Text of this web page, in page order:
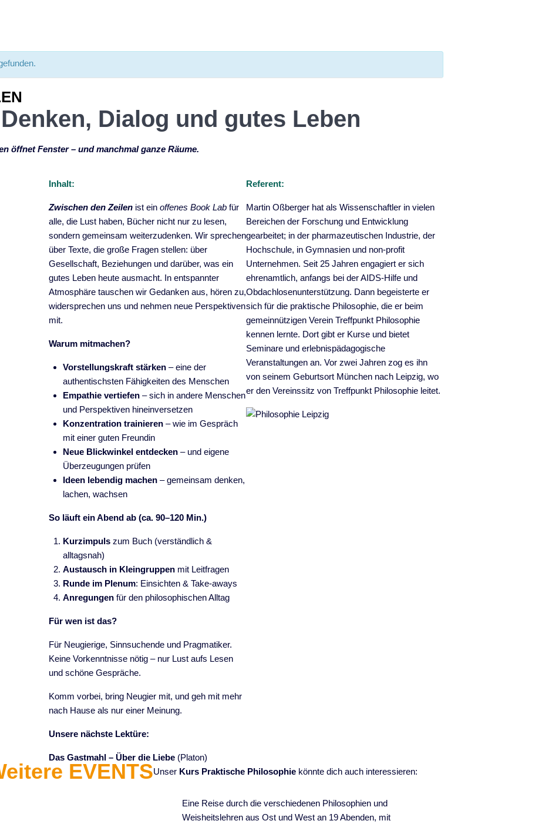
Dialog und gutes Leben
öffnet Fenster – und manchmal ganze Räume.
Inhalt:
Zwischen den Zeilen ist ein offenes Book Lab für
alle, die Lust haben, Bücher nicht nur zu lesen,
sondern gemeinsam weiterzudenken. Wir sprechen
über Texte, die große Fragen stellen: über
Gesellschaft, Beziehungen und darüber, was ein
gutes Leben heute ausmacht. In entspannter
Atmosphäre tauschen wir Gedanken aus, hören zu,
widersprechen uns und nehmen neue Perspektiven
mit.
Warum mitmachen?
Vorstellungskraft stärken – eine der
authentischsten Fähigkeiten des Menschen
Empathie vertiefen – sich in andere Menschen
und Perspektiven hineinversetzen
Konzentration trainieren – wie im Gespräch
mit einer guten Freundin
Neue Blickwinkel entdecken – und eigene
Überzeugungen prüfen
Ideen lebendig machen – gemeinsam denken,
lachen, wachsen
So läuft ein Abend ab (ca. 90–120 Min.)
Kurzimpuls zum Buch (verständlich &
alltagsnah)
Austausch in Kleingruppen mit Leitfragen
Runde im Plenum: Einsichten & Take-aways
Anregungen für den philosophischen Alltag
Für wen ist das?
Für Neugierige, Sinnsuchende und Pragmatiker.
Keine Vorkenntnisse nötig – nur Lust aufs Lesen
und schöne Gespräche.
Komm vorbei, bring Neugier mit, und geh mit mehr
nach Hause als nur einer Meinung.
Unsere nächste Lektüre:
Das Gastmahl – Über die Liebe (Platon)
Referent:
Martin Oßberger hat als Wissenschaftler in vielen
Bereichen der Forschung und Entwicklung
gearbeitet; in der pharmazeutischen Industrie, der
Hochschule, in Gymnasien und non-profit
Unternehmen. Seit 25 Jahren engagiert er sich
ehrenamtlich, anfangs bei der AIDS-Hilfe und
Obdachlosenunterstützung. Dann begeisterte er
sich für die praktische Philosophie, die er beim
gemeinnützigen Verein Treffpunkt Philosophie
kennen lernte. Dort gibt er Kurse und bietet
Seminare und erlebnispädagogische
Veranstaltungen an. Vor zwei Jahren zog es ihn
von seinem Geburtsort München nach Leipzig, wo
er den Vereinssitz von Treffpunkt Philosophie leitet.
EVENTSUnser Kurs Praktische Philosophiekönnte dich auch interessieren:
Eine Reise durch die verschiedenen Philosophien und
Weisheitslehren aus Ost und West an 19 Abenden, mit